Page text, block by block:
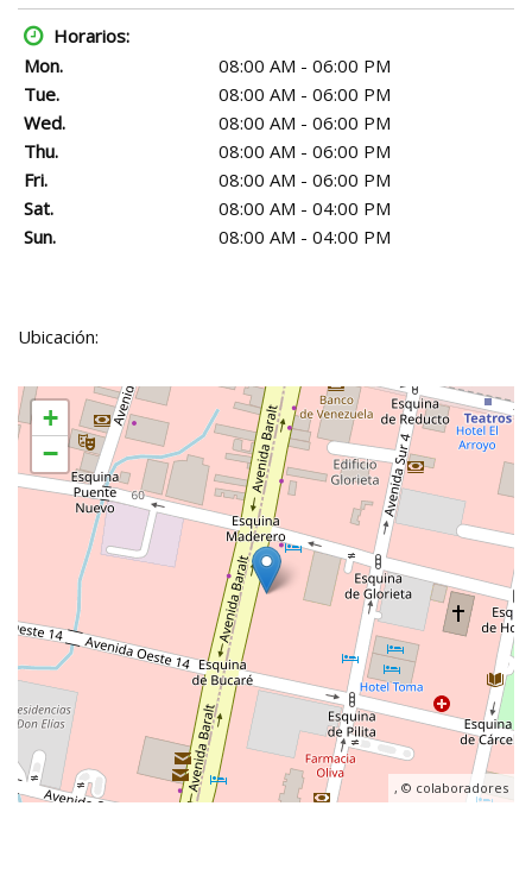
Horarios:
Mon.
08:00 AM - 06:00 PM
Tue.
08:00 AM - 06:00 PM
Wed.
08:00 AM - 06:00 PM
Thu.
08:00 AM - 06:00 PM
Fri.
08:00 AM - 06:00 PM
Sat.
08:00 AM - 04:00 PM
Sun.
08:00 AM - 04:00 PM
Ubicación:
+
−
, © colaboradores